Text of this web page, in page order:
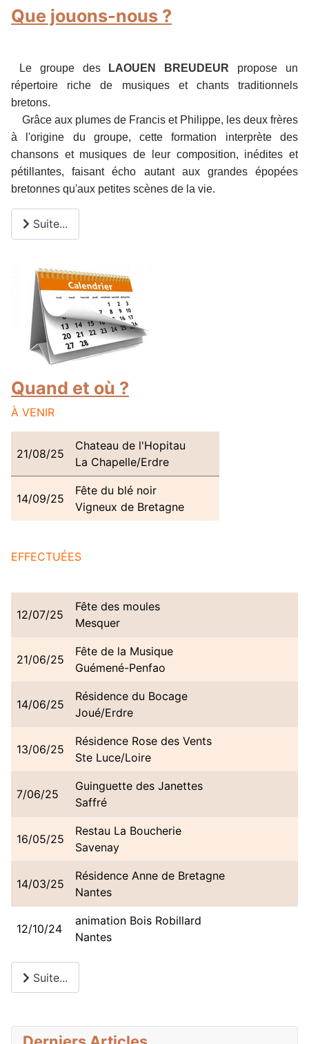
Que jouons-nous ?
Le groupe des LAOUEN BREUDEUR propose un
répertoire riche de musiques et chants traditionnels
bretons.
Grâce aux plumes de Francis et Philippe, les deux frères
à l'origine du groupe, cette formation interprète des
chansons et musiques de leur composition, inédites et
pétillantes, faisant écho autant aux grandes épopées
bretonnes qu'aux petites scènes de la vie.
Suite...
Quand et où ?
À VENIR
21/08/25
Chateau de l'Hopitau
La Chapelle/Erdre
14/09/25
Fête du blé noir
Vigneux de Bretagne
EFFECTUÉES
12/07/25
Fête des moules
Mesquer
21/06/25
Fête de la Musique
Guémené-Penfao
14/06/25
Résidence du Bocage
Joué/Erdre
13/06/25
Résidence Rose des Vents
Ste Luce/Loire
7/06/25
Guinguette des Janettes
Saffré
16/05/25
Restau La Boucherie
Savenay
14/03/25
Résidence Anne de Bretagne
Nantes
12/10/24
animation Bois Robillard
Nantes
Suite...